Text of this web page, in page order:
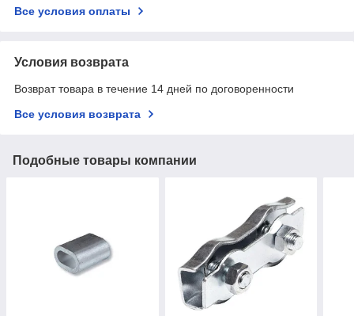
Все условия оплаты
Условия возврата
Возврат товара в течение 14 дней по договоренности
Все условия возврата
Подобные товары компании